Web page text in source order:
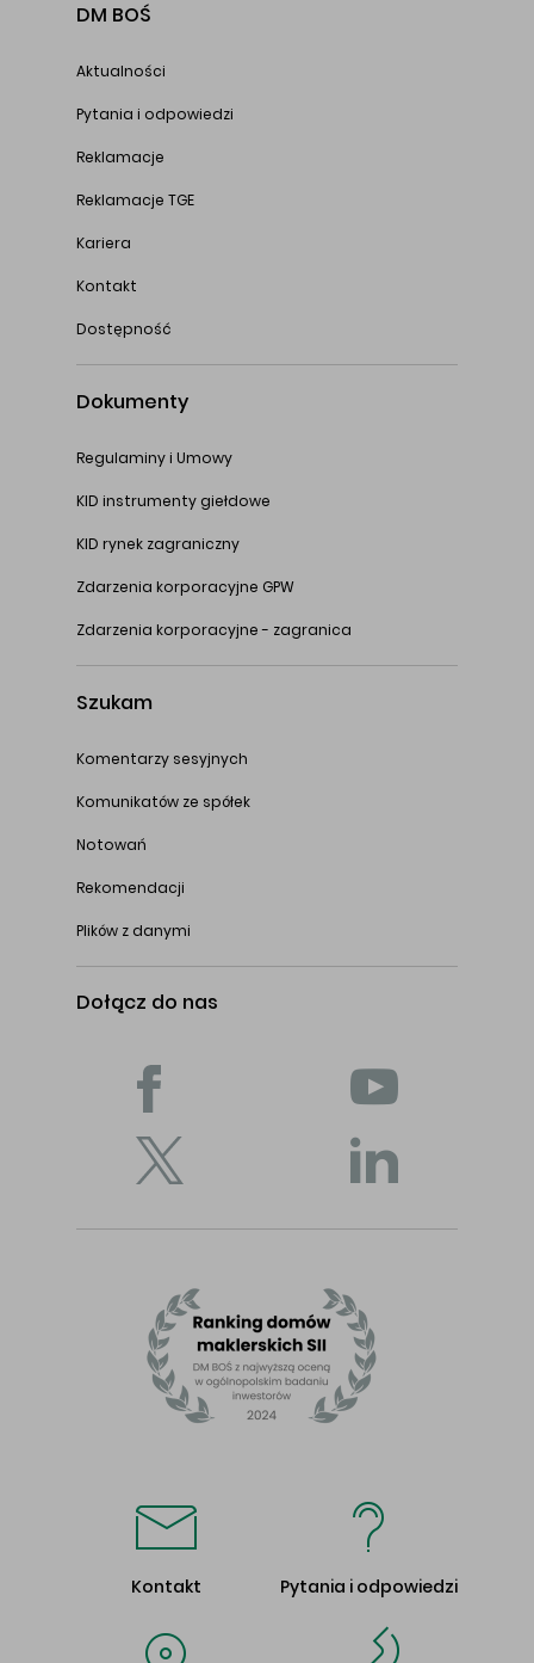
DM BOŚ
Aktualności
Pytania i odpowiedzi
Reklamacje
Reklamacje TGE
Kariera
Kontakt
Dostępność
Dokumenty
Regulaminy i Umowy
KID instrumenty giełdowe
KID rynek zagraniczny
Zdarzenia korporacyjne GPW
Zdarzenia korporacyjne - zagranica
Szukam
Komentarzy sesyjnych
Komunikatów ze spółek
Notowań
Rekomendacji
Plików z danymi
Dołącz do nas
Kontakt Pytania i odpowiedzi